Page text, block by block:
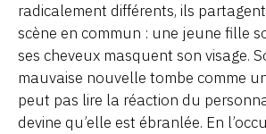
radicalement différents, ils
scène en commun : une jeune fille
ses cheveux masquent son visage.
mauvaise nouvelle tombe comme
peut pas lire la réaction du
devine qu’elle est ébranlée. En